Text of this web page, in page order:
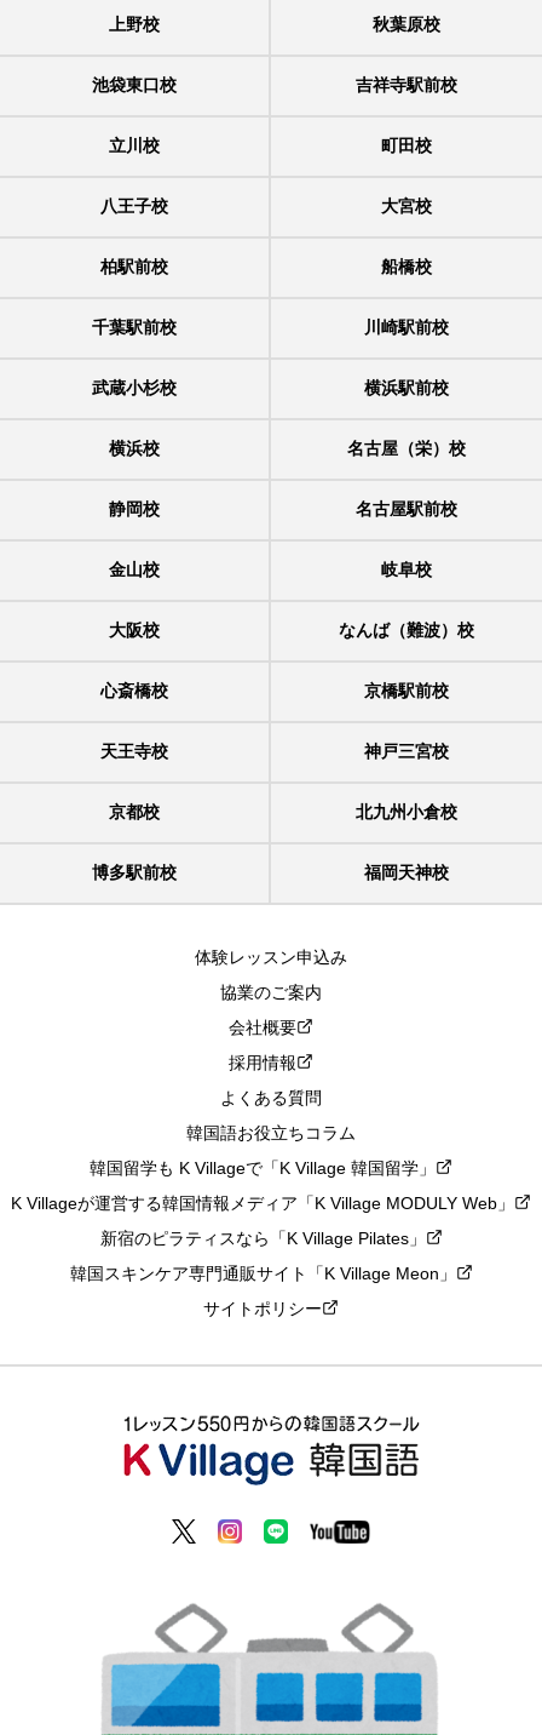
上野校 秋葉原校
池袋東口校 吉祥寺駅前校
立川校 町田校
八王子校 大宮校
柏駅前校 船橋校
千葉駅前校 川崎駅前校
武蔵小杉校 横浜駅前校
横浜校 名古屋（栄）校
静岡校 名古屋駅前校
金山校 岐阜校
大阪校 なんば（難波）校
心斎橋校 京橋駅前校
天王寺校 神戸三宮校
京都校 北九州小倉校
博多駅前校 福岡天神校
体験レッスン申込み
協業のご案内
会社概要
採用情報
よくある質問
韓国語お役立ちコラム
韓国留学も K Villageで「K Village 韓国留学」
K Villageが運営する韓国情報メディア「K Village MODULY Web」
新宿のピラティスなら「K Village Pilates」
韓国スキンケア専門通販サイト「K Village Meon」
サイトポリシー